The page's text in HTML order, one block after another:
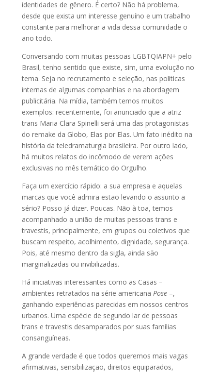
identidades de gênero. É certo? Não há problema,
desde que exista um interesse genuíno e um trabalho
constante para melhorar a vida dessa comunidade o
ano todo.
Conversando com muitas pessoas LGBTQIAPN+ pelo
Brasil, tenho sentido que existe, sim, uma evolução no
tema. Seja no recrutamento e seleção, nas políticas
internas de algumas companhias e na abordagem
publicitária. Na mídia, também temos muitos
exemplos: recentemente, foi anunciado que a atriz
trans Maria Clara Spinelli será uma das protagonistas
do remake da Globo, Elas por Elas. Um fato inédito na
história da teledramaturgia brasileira. Por outro lado,
há muitos relatos do incômodo de verem ações
exclusivas no mês temático do Orgulho.
Faça um exercício rápido: a sua empresa e aquelas
marcas que você admira estão levando o assunto a
sério? Posso já dizer. Poucas. Não à toa, temos
acompanhado a união de muitas pessoas trans e
travestis, principalmente, em grupos ou coletivos que
buscam respeito, acolhimento, dignidade, segurança.
Pois, até mesmo dentro da sigla, ainda são
marginalizadas ou invibilizadas.
Há iniciativas interessantes como as Casas –
ambientes retratados na série americana Pose–,
ganhando experiências parecidas em nossos centros
urbanos. Uma espécie de segundo lar de pessoas
trans e travestis desamparados por suas famílias
consanguíneas.
A grande verdade é que todos queremos mais vagas
afirmativas, sensibilização, direitos equiparados,